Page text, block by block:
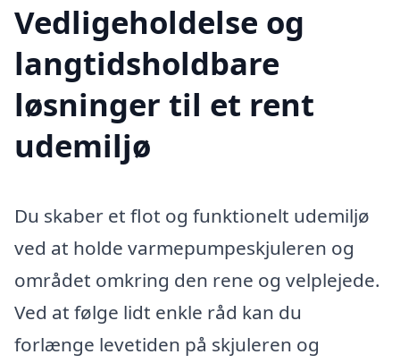
Vedligeholdelse og
langtidsholdbare
løsninger til et rent
udemiljø
Du skaber et flot og funktionelt udemiljø
ved at holde varmepumpeskjuleren og
området omkring den rene og velplejede.
Ved at følge lidt enkle råd kan du
forlænge levetiden på skjuleren og